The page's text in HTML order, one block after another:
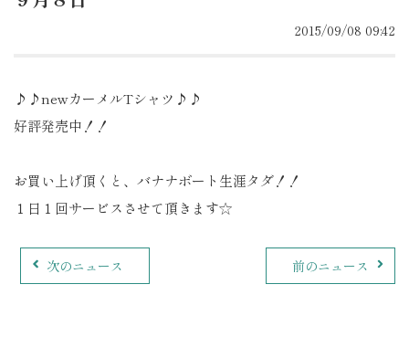
2015/09/08 09:42
♪♪newカーメルTシャツ♪♪
好評発売中！！
お買い上げ頂くと、バナナボート生涯タダ！！
１日１回サービスさせて頂きます☆
次のニュース 前のニュース